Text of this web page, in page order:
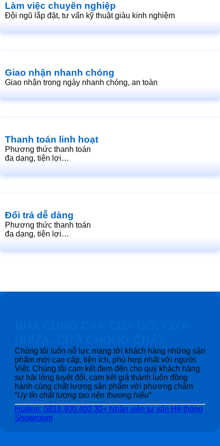
Làm việc chuyên nghiệp
Đội ngũ lắp đặt, tư vấn kỹ thuật giàu kinh nghiệm
Giao nhận nhanh chóng
Giao nhận trong ngày nhanh chóng, an toàn
Thanh toán linh hoạt
Phương thức thanh toán
đa dạng, tiện lợi…
Đổi trả dễ dàng
Phương thức thanh toán
đa dạng, tiện lợi…
Chúng tôi luôn nỗ lực mang tới khách hàng những sản
phẩm mới cao cấp, tiện ích, phù hợp nhất với người
Việt. Chúng tôi cam kết đem đến cho quý khách hàng
sự hài lòng tuyệt đối, cam kết giá thành luôn đồng
hành cùng chất lượng sản phẩm với phương châm
“Uy tín chất lượng tạo nên thương hiệu”
Hotline: 0818.400.400 30+ Nhân viên tư vấn Hệ thống
Showroom